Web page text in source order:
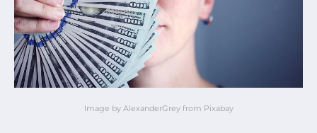
Image by AlexanderGrey from Pixabay